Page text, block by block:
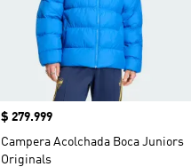
Precio
$ 279.999
Campera Acolchada Boca Juniors
Originals